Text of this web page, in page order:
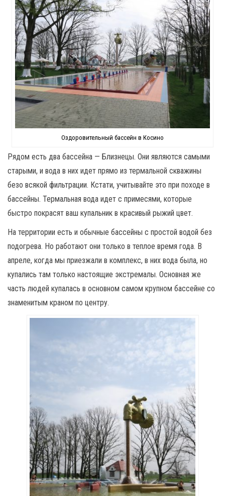
Оздоровительный бассейн в Косино
Рядом есть два бассейна — Близнецы. Они являются самыми
старыми, и вода в них идет прямо из термальной скважины
безо всякой фильтрации. Кстати, учитывайте это при походе в
бассейны. Термальная вода идет с примесями, которые
быстро покрасят ваш купальник в красивый рыжий цвет.
На территории есть и обычные бассейны с простой водой без
подогрева. Но работают они только в теплое время года. В
апреле, когда мы приезжали в комплекс, в них вода была, но
купались там только настоящие экстремалы. Основная же
часть людей купалась в основном самом крупном бассейне со
знаменитым краном по центру.